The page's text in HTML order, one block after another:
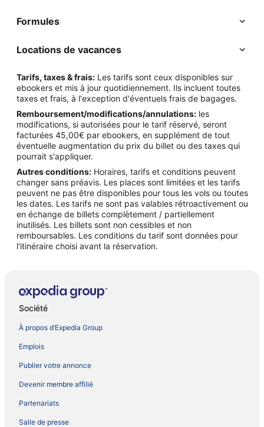
Formules
Locations de vacances
Tarifs, taxes & frais: Les tarifs sont ceux disponibles sur
ebookers et mis à jour quotidiennement. Ils incluent toutes
taxes et frais, à l'exception d'éventuels frais de bagages.
Remboursement/modifications/annulations: les
modifications, si autorisées pour le tarif réservé, seront
facturées 45,00€ par ebookers, en supplément de tout
éventuelle augmentation du prix du billet ou des taxes qui
pourrait s'appliquer.
Autres conditions: Horaires, tarifs et conditions peuvent
changer sans préavis. Les places sont limitées et les tarifs
peuvent ne pas être disponibles pour tous les vols ou toutes
les dates. Les tarifs ne sont pas valables rétroactivement ou
en échange de billets complètement / partiellement
inutilisés. Les billets sont non cessibles et non
remboursables. Les conditions du tarif sont données pour
l'itinéraire choisi avant la réservation.
Société
À propos d’Expedia Group
Emplois
Publier votre annonce
Devenir membre affilié
Partenariats
Salle de presse